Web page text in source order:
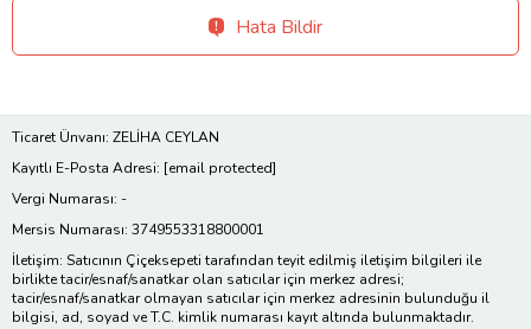
Hata Bildir
Ticaret Ünvanı: ZELİHA CEYLAN
Kayıtlı E-Posta Adresi: [email protected]
Vergi Numarası: -
Mersis Numarası: 3749553318800001
İletişim: Satıcının Çiçeksepeti tarafından teyit edilmiş iletişim bilgileri ile
birlikte tacir/esnaf/sanatkar olan satıcılar için merkez adresi;
tacir/esnaf/sanatkar olmayan satıcılar için merkez adresinin bulunduğu il
bilgisi, ad, soyad ve T.C. kimlik numarası kayıt altında bulunmaktadır.